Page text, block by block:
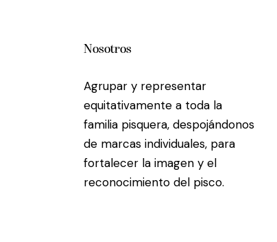
Nosotros
Agrupar y representar
equitativamente a toda la
familia pisquera, despojándonos
de marcas individuales, para
fortalecer la imagen y el
reconocimiento del pisco.